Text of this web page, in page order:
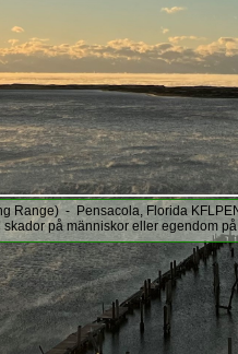
Range) - Pensacola, Florida
på människor eller egendom